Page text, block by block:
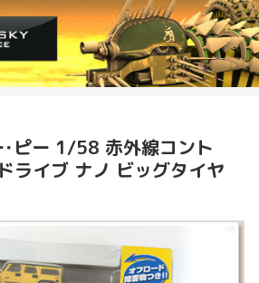
･ピー 1/58 赤外線コント
ライブ ナノ ビッグタイヤ